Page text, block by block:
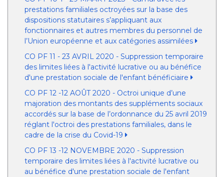
prestations familiales octroyées sur la base des
dispositions statutaires s’appliquant aux
fonctionnaires et autres membres du personnel de
l’Union européenne et aux catégories assimilées
CO PF 11 - 23 AVRIL 2020 - Suppression temporaire
des limites liées à l'activité lucrative ou au bénéfice
d'une prestation sociale de l'enfant bénéficiaire
CO PF 12 -12 AOÛT 2020 - Octroi unique d’une
majoration des montants des suppléments sociaux
accordés sur la base de l’ordonnance du 25 avril 2019
réglant l'octroi des prestations familiales, dans le
cadre de la crise du Covid-19
CO PF 13 -12 NOVEMBRE 2020 - Suppression
temporaire des limites liées à l'activité lucrative ou
au bénéfice d'une prestation sociale de l'enfant